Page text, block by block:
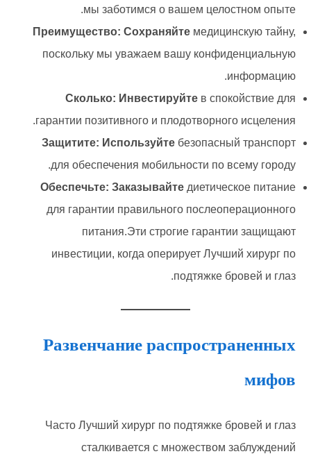
мы заботимся о вашем целостном опыте.
Преимущество: Сохраняйтемедицинскую тайну,
поскольку мы уважаем вашу конфиденциальную
информацию.
Сколько: Инвестируйтев спокойствие для
гарантии позитивного и плодотворного исцеления.
Защитите: Используйтебезопасный транспорт
для обеспечения мобильности по всему городу.
Обеспечьте: Заказывайтедиетическое питание
для гарантии правильного послеоперационного
питания.Эти строгие гарантии защищают
инвестиции, когда оперирует Лучший хирург по
подтяжке бровей и глаз.
Развенчание распространенных
мифов
Часто Лучший хирург по подтяжке бровей и глаз
сталкивается с множеством заблуждений